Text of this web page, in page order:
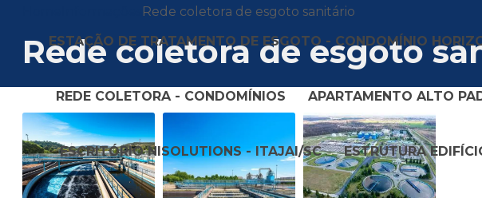
ESTAÇÃO DE TRATAMENTO DE ESGOTO - CONDOMÍNIO
REDE COLETORA - CONDOMÍNIOS APARTAMENTO ALTO
ESCRITÓRIO NISOLUTIONS - ITAJAI/SC ESTRUTURA
Rede coletora de esgoto sanitário
Rede coletora de esgoto